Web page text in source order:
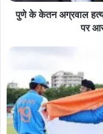
पुणे के केतन अग्रवाल
पर